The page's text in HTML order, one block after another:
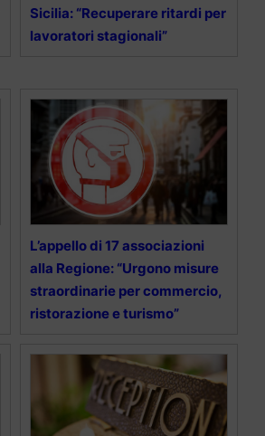
Sicilia: “Recuperare ritardi per
lavoratori stagionali”
L’appello di 17 associazioni
alla Regione: “Urgono misure
straordinarie per commercio,
ristorazione e turismo”